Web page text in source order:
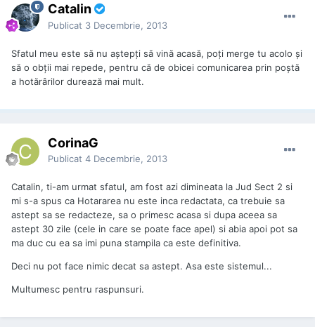
Catalin
Publicat 3 Decembrie, 2013
Sfatul meu este să nu aştepţi să vină acasă, poţi merge tu acolo şi
să o obţii mai repede, pentru că de obicei comunicarea prin poştă
a hotărârilor durează mai mult.
CorinaG
Publicat 4 Decembrie, 2013
Catalin, ti-am urmat sfatul, am fost azi dimineata la Jud Sect 2 si
mi s-a spus ca Hotararea nu este inca redactata, ca trebuie sa
astept sa se redacteze, sa o primesc acasa si dupa aceea sa
astept 30 zile (cele in care se poate face apel) si abia apoi pot sa
ma duc cu ea sa imi puna stampila ca este definitiva.
Deci nu pot face nimic decat sa astept. Asa este sistemul...
Multumesc pentru raspunsuri.